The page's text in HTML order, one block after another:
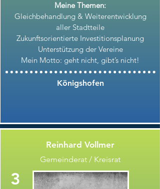
Meine Themen:
Gleichbehandlung & Weiterentwicklung
aller Stadtteile
Zukunftsorientierte Investitionsplanung
Unterstützung der Vereine
Mein Motto: geht nicht, gibt’s nicht!
Königshofen
Reinhard Vollmer
Gemeinderat / Kreisrat
3